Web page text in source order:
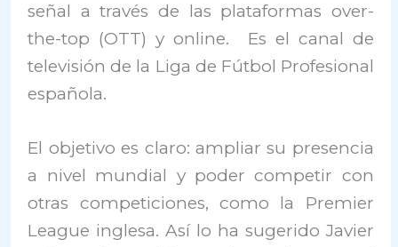
señal a través de las plataformas over-
the-top (OTT) y online. Es el canal de
televisión de la Liga de Fútbol Profesional
española.
El objetivo es claro: ampliar su presencia
a nivel mundial y poder competir con
otras competiciones, como la Premier
League inglesa. Así lo ha sugerido Javier